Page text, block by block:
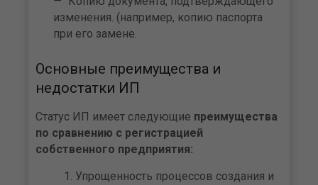
изменения. (например, копию паспорта
при его замене.
Основные преимущества и
недостатки ИП
Статус ИП имеет следующие преимущества
по сравнению с регистрацией
собственного предприятия:
Упрощенность процессов создания и